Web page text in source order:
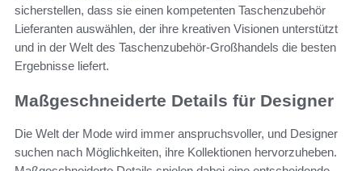
sicherstellen, dass sie einen kompetenten Taschenzubehör
Lieferanten auswählen, der ihre kreativen Visionen unterstützt
und in der Welt des Taschenzubehör-Großhandels die besten
Ergebnisse liefert.
Maßgeschneiderte Details für Designer
Die Welt der Mode wird immer anspruchsvoller, und Designer
suchen nach Möglichkeiten, ihre Kollektionen hervorzuheben.